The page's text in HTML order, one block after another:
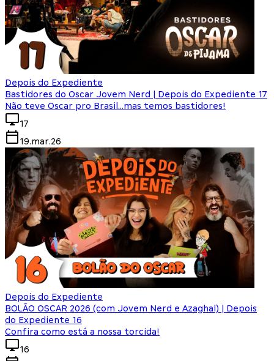
Depois do Expediente
Bastidores do Oscar Jovem Nerd | Depois do Expediente 17
Não teve Oscar pro Brasil...mas temos bastidores!
17
19.mar.26
Depois do Expediente
BOLÃO OSCAR 2026 (com Jovem Nerd e Azaghal) | Depois
do Expediente 16
Confira como está a nossa torcida!
16